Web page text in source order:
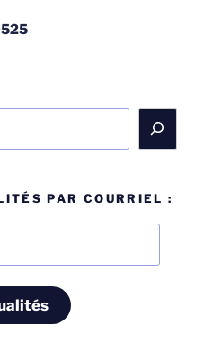
PAR COURRIEL :